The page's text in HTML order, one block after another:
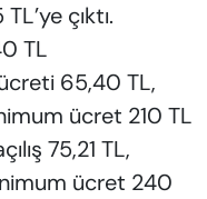
çıktı.
TL
65,40 TL,
ücret 210 TL
75,21 TL,
ücret 240